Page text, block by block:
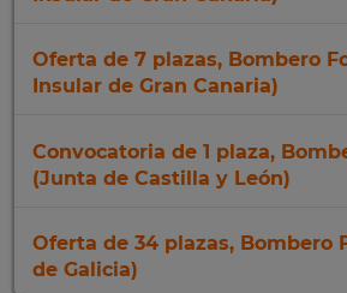
Oferta de 7 plazas, Bombero
Insular de Gran Canaria)
Convocatoria de 1 plaza,
(Junta de Castilla y León)
Oferta de 34 plazas, Bombero
de Galicia)